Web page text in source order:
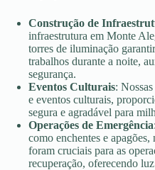
Construção de
infraestrutura em Monte
torres de iluminação
trabalhos durante a noite,
segurança.
Eventos Culturais:
e eventos culturais,
segura e agradável para
Operações de Emergência
como enchentes e
foram cruciais para as
recuperação, oferecendo